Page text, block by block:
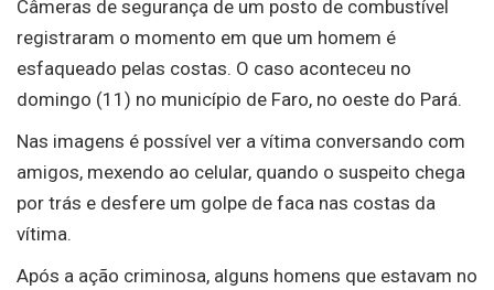
Câmeras de segurança de um posto de combustível
registraram o momento em que um homem é
esfaqueado pelas costas. O caso aconteceu no
domingo (11) no município de Faro, no oeste do Pará.
Nas imagens é possível ver a vítima conversando com
amigos, mexendo ao celular, quando o suspeito chega
por trás e desfere um golpe de faca nas costas da
vítima.
Após a ação criminosa, alguns homens que estavam no